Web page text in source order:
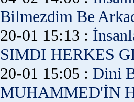
Bilmezdim Be
20-01 15:13 :
SIMDI HERKES
20-01 15:05 : Dini
MUHAMMED'İN